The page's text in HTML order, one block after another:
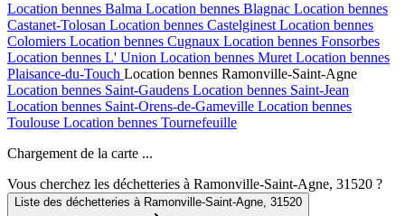
Location bennes Balma Location bennes Blagnac Location bennes
Castanet-Tolosan Location bennes Castelginest Location bennes
Colomiers Location bennes Cugnaux Location bennes Fonsorbes
Location bennes L' Union Location bennes Muret Location bennes
Plaisance-du-Touch Location bennes Ramonville-Saint-Agne
Location bennes Saint-Gaudens Location bennes Saint-Jean
Location bennes Saint-Orens-de-Gameville Location bennes
Toulouse Location bennes Tournefeuille
Chargement de la carte ...
Vous cherchez les déchetteries à Ramonville-Saint-Agne, 31520 ?
Liste des déchetteries à Ramonville-Saint-Agne, 31520